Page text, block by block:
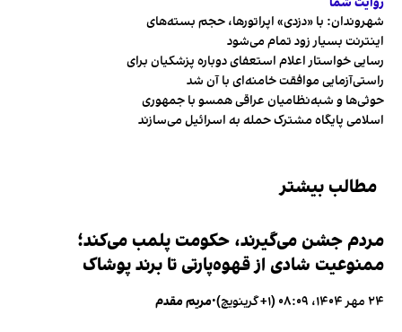
شهروندان:‌ با «دزدی» اپراتورها، حجم بسته‌های
اینترنت بسیار زود تمام می‌شود
رسایی خواستار اعلام استعفای دوباره پزشکیان برای
راستی‌آزمایی موافقت خامنه‌ای با آن شد
حوثی‌ها و شبه‌نظامیان عراقی همسو با جمهوری
اسلامی پایگاه مشترک حمله به اسرائیل می‌سازند
مطالب بیشتر
مردم جشن می‌گیرند، حکومت پلمب می‌کند؛
ممنوعیت شادی از قهوه‌پارتی تا برند پوشاک
۲۴ مهر ۱۴۰۴، ۰۸:۰۹ (‎+۱ گرینویچ) •مریم مقدم